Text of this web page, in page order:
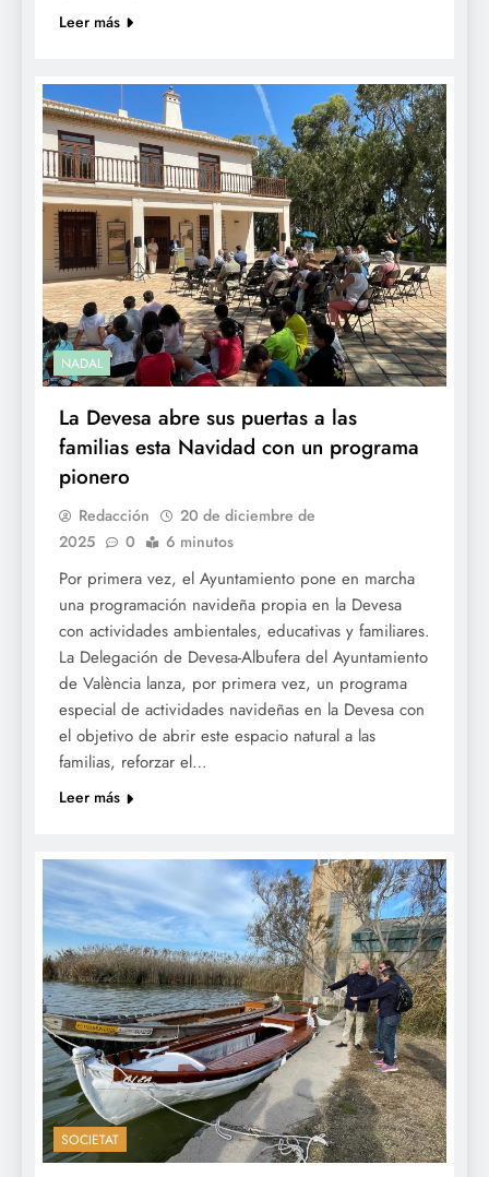
Leer más
NADAL
La Devesa abre sus puertas a las
familias esta Navidad con un programa
pionero
Redacción
20 de diciembre de
2025
0 6 minutos
Por primera vez, el Ayuntamiento pone en marcha
una programación navideña propia en la Devesa
con actividades ambientales, educativas y familiares.
La Delegación de Devesa-Albufera del Ayuntamiento
de València lanza, por primera vez, un programa
especial de actividades navideñas en la Devesa con
el objetivo de abrir este espacio natural a las
familias, reforzar el…
Leer más
SOCIETAT